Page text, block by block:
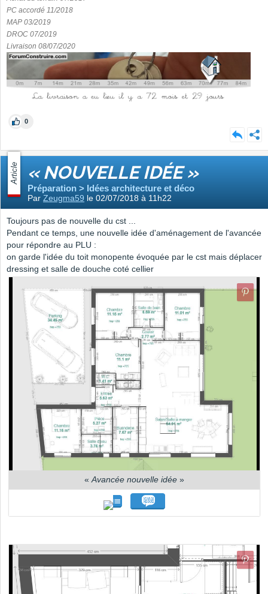
PC accordé 11/2018
MAP 03/2019
DROC 07/2019
Livraison 08/07/2020
0
Article « NOUVELLE IDÉE »
Préparation > Idées architecture et déco
Par Zeugma59 le 02/07/2018 à 11h22
Toujours pas de nouvelle du cst ...
Pendant ce temps, une nouvelle idée d'aménagement de l'avancée
pour répondre au PLU :
on garde l'idée du toit monopente évoquée par le cst mais déplacer
dressing et salle de douche coté cellier
« Avancée nouvelle idée »